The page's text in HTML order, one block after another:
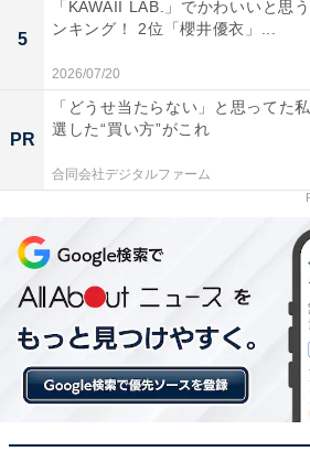
福島土産の代名詞「ままどおる」
バターをたっぷり使用した生地で
み込んだ優しい味わいは、一口食
せてくれます。長年愛され続ける
いつ誰に贈っても喜ばれる安心感
回答者からは「福島土産として定
る安心感があるからです。ミルク風
にでも渡しやすい味だと思います
県）、「ミルクの風味がやさしく広
が万人向けで食べやすく、知名度と
て選べるから」（40代男性／静岡
期間限定のものもあって飽きない
5
「KAWAII LAB.」でかわいいと思
ンキング！ 2位「櫻井優衣」...
2026/07/20
PR
「どうせ当たらない」と思ってた
選した“買い方”がこれ
合同会社デジタルファーム